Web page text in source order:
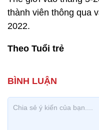
thành viên thông qua
2022.
Theo Tuổi trẻ